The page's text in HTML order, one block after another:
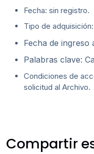
Fecha: sin registro.
Tipo de
Fecha de ingreso
Palabras clave:
Condiciones de
solicitud al Archivo.
Compartir